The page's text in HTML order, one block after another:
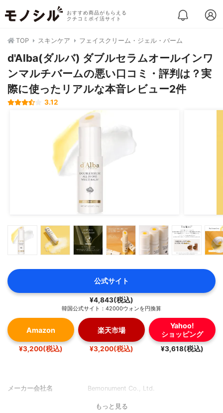
おすすめ商品がもらえる
クチコミポイ活サイト
TOP スキンケア フェイスクリーム・ジェル・バーム
d'Alba(ダルバ) ダブルセラムオールインワ
ンマルチバームの悪い口コミ・評判は？実
際に使ったリアルな本音レビュー2件
3.12
公式サイト
¥4,843(税込)
韓国公式サイト：42000ウォンを円換算
Amazon
¥3,200(税込)
楽天市場
¥3,200(税込)
Yahoo!
ショッピング
¥3,618(税込)
メーカー会社名 Bemonument Co., Ltd.
もっと見る